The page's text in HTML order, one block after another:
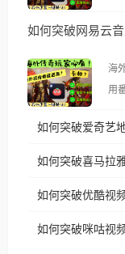
示语。 海外用户如香港
像
仅能在
使
台
权
如何突破网易云
海
用番
播放”的提
国
制问
户
如何突破爱奇艺
如何突破喜马拉
如何突破优酷视
如何突破咪咕视